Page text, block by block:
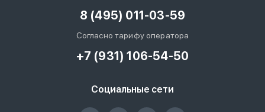
8 (495) 011-03-59
Согласно тарифу оператора
+7 (931) 106-54-50
Социальные сети